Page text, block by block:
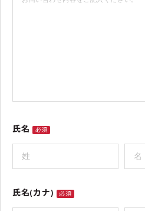
氏名 必須
氏名(カナ) 必須